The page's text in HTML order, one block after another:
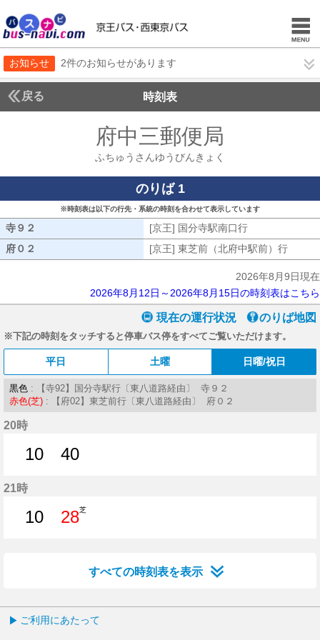
お知らせ 2件のお知らせがあります
戻る 時刻表
府中三郵便局
ふちゅうさんゆうびんきょく
のりば 1
※時刻表は以下の行先・系統の時刻を合わせて表示しています
寺９２ [京王] 国分寺駅南口行
府０２
[京王] 東芝前（北府中駅前）行
2026年8月9日現在
2026年8月12日～2026年8月15日の時刻表はこちら
現在の運行状況 のりば地図
※下記の時刻をタッチすると停車バス停をすべてご覧いただけます。
平日 土曜 日曜/祝日
黒色 : 【寺92】国分寺駅行〔東八道路経由〕 寺９２
赤色(芝) : 【府02】東芝前行〔東八道路経由〕 府０２
20時
10
40
21時
10
28芝
すべての時刻表を表示
ご利用にあたって